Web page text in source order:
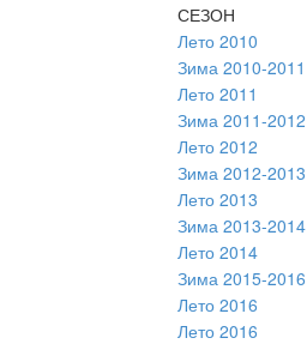
СЕЗОН
Лето 2010
Зима 2010-2011
Лето 2011
Зима 2011-2012
Лето 2012
Зима 2012-2013
Лето 2013
Зима 2013-2014
Лето 2014
Зима 2015-2016
Лето 2016
Лето 2016